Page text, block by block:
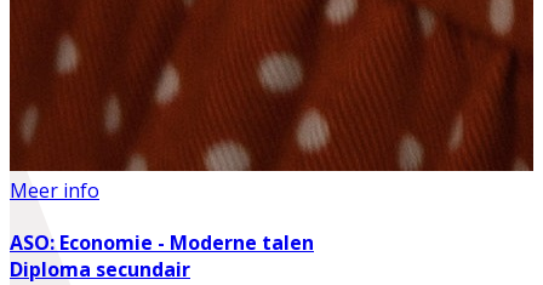
Meer info
ASO: Economie - Moderne talen
Diploma secundair